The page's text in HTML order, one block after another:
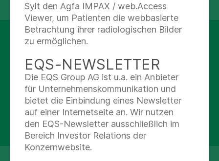
INFORMATIONEN UND
ONLINE-BUCHUNG
UNSERER AMBULANTEN
THERAPIE IM MVZ
TERMIN VEREINBAREN
Sylt den Agfa IMPAX / web.Access
Viewer, um Patienten die webbasierte
Betrachtung ihrer radiologischen Bilder
zu ermöglichen.
EQS-NEWSLETTER
Die EQS Group AG ist u.a. ein Anbieter
für Unternehmenskommunikation und
bietet die Einbindung eines Newsletter
auf einer Internetseite an. Wir nutzen
den EQS-Newsletter ausschließlich im
Bereich Investor Relations der
Konzernwebsite.